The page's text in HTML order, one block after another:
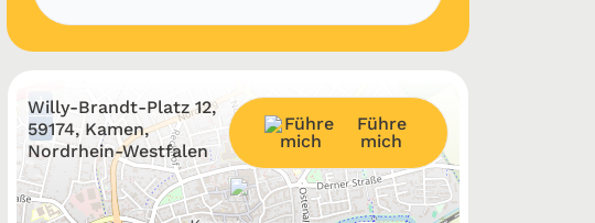
+
−
Willy-Brandt-Platz 12,
59174, Kamen,
Nordrhein-Westfalen
Führe
mich